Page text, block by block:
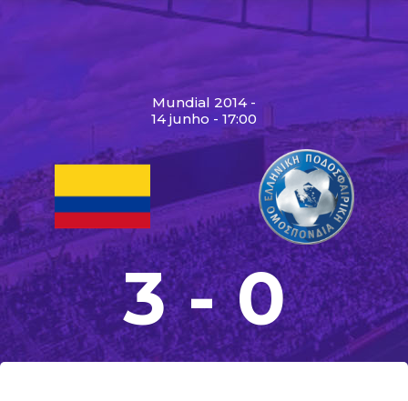
Mundial 2014 -
14 junho - 17:00
3 - 0